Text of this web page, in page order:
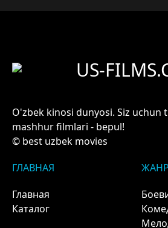
US-
O'zbek kinosi dunyosi. Siz
mashhur filmlari - bepul!
© best uzbek movies
ГЛАВНАЯ
Главная
Каталог